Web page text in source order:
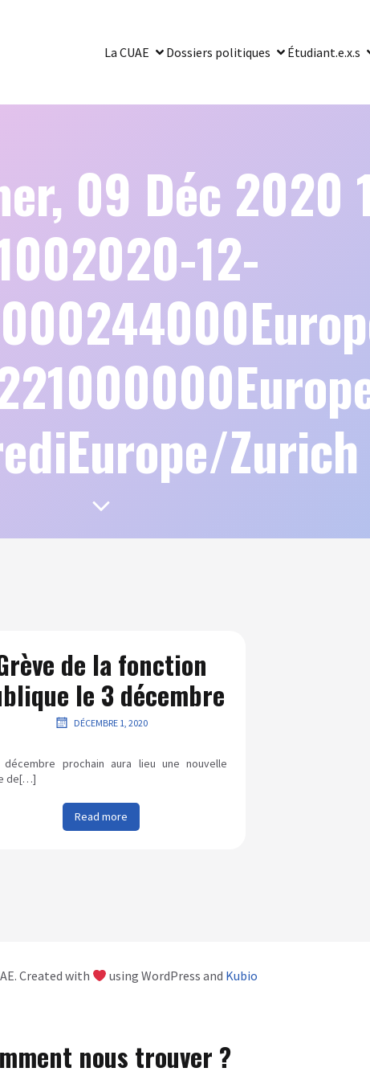
La CUAE Dossiers politiques Étudiant.e.x.s
09 Déc 2020
12-
de la fonction
le 3 décembre
DÉCEMBRE 1, 2020
prochain aura lieu une nouvelle
de[…]
Read more
Created with using WordPress and Kubio
nous trouver ?